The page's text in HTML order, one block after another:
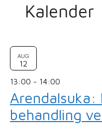
Kalender
AUG
12
13:00 - 14:00
Arendalsuka:
behandling